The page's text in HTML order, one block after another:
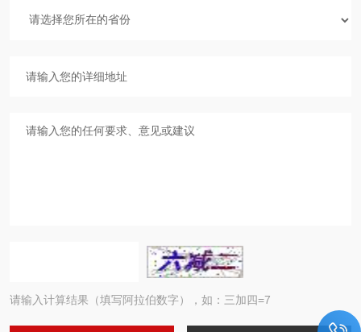
请输入计算结果（填写阿拉伯数字），如：三加四=7